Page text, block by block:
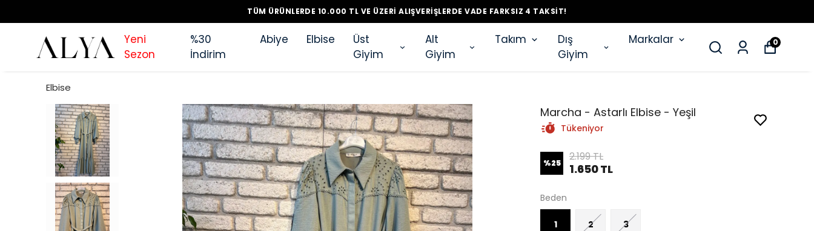
TÜM ÜRÜNLERDE 10.000 TL VE ÜZERI ALIŞVERIŞLERDE VADE FARKSIZ 4 TAKSIT!
Yeni
Sezon
%30
İndirim
Abiye Elbise
Üst
Giyim
Alt
Giyim
Takım
Dış
Giyim
Markalar 0
Elbise
Marcha - Astarlı Elbise - Yeşil
Tükeniyor
%25 2.199 TL
1.650 TL
Beden
1 2 3